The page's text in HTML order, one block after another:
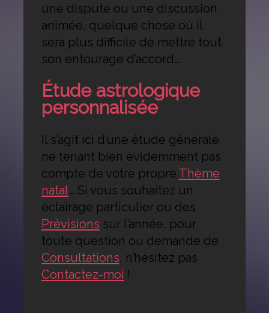
une dispute ou une discussion
animée, quelque chose où il
sera plus difficile de mettre tout
son entourage d’accord…
Étude astrologique
personnalisée
Il s’agit ici d’une étude générale
ne tenant bien évidemment pas
compte de votre propre Thème
natal… Si vous souhaitez un
éclairage particulier ou des
Prévisions sur l’année, pour
toute question ou demande de
Consultations, n’hésitez pas
Contactez-moi !